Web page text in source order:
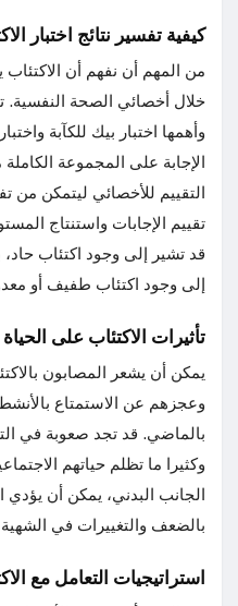
كيفية تفسير نتائج اختبار
من المهم أن نفهم أن
خلال أخصائي الصحة النفسية.
وأهمها اختبار بيك للكآبة
الإجابة على المجموعة
التقييم للأخصائي ليتمكن من
تقييم الإجابات واستنتاج
قد تشير إلى وجود اكتئاب حاد،
إلى وجود اكتئاب طفيف أو
تأثيرات الاكتئاب على الحياة
يمكن أن يشعر المصابون
وعجزهم عن الاستمتاع
بالماضي. قد تجد صعوبة في
وكثيرا ما تظلم حياتهم
الجانب البدني، يمكن أن يؤدي
بالضعف والتغييرات في
استراتيجيات التعامل مع